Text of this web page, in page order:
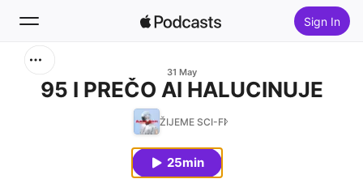
Sign In
31 May
95 I PREČO AI HALUCINUJE
ŽIJEME SCI-FI
25min